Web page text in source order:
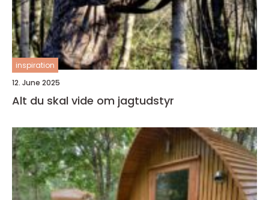
inspiration
12. June 2025
Alt du skal vide om jagtudstyr